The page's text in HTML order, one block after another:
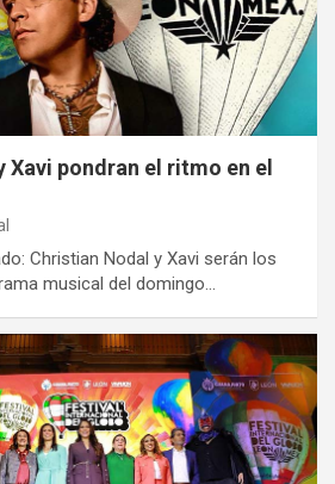
Xavi pondran el ritmo en el
Christian Nodal y Xavi serán los
musical del domingo…